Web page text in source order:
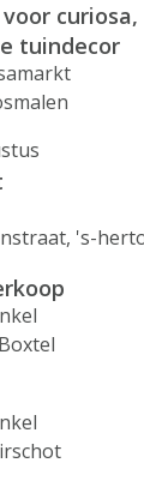
tuindecor
's-